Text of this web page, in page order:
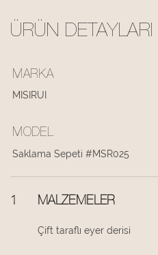
ÜRÜN DETAYLARI
MARKA
MISIRUI
MODEL
Saklama Sepeti #MSR025
1 MALZEMELER
Çift taraflı eyer derisi